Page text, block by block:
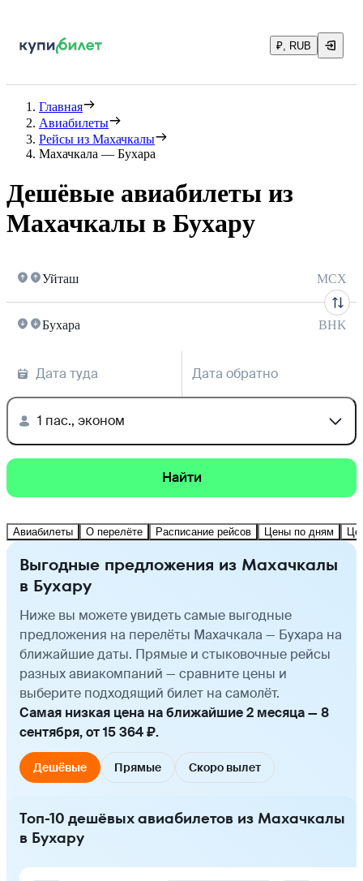
₽, RUB
Главная
Авиабилеты
Рейсы из Махачкалы
Махачкала — Бухара
Дешёвые авиабилеты из
Махачкалы в Бухару
Уйташ MCX
Бухара BHK
Дата туда Дата обратно
1 пас., эконом
Найти
Авиабилеты О перелёте Расписание рейсов Цены по дням
Выгодные предложения из Махачкалы
в Бухару
Ниже вы можете увидеть самые выгодные
предложения на перелёты Махачкала — Бухара на
ближайшие даты. Прямые и стыковочные рейсы
разных авиакомпаний — сравните цены и
выберите подходящий билет на самолёт.
Самая низкая цена на ближайшие 2 месяца — 8
сентября, от 15 364 ₽.
Дешёвые Прямые Скоро вылет
Топ-10 дешёвых авиабилетов из Махачкалы
в Бухару